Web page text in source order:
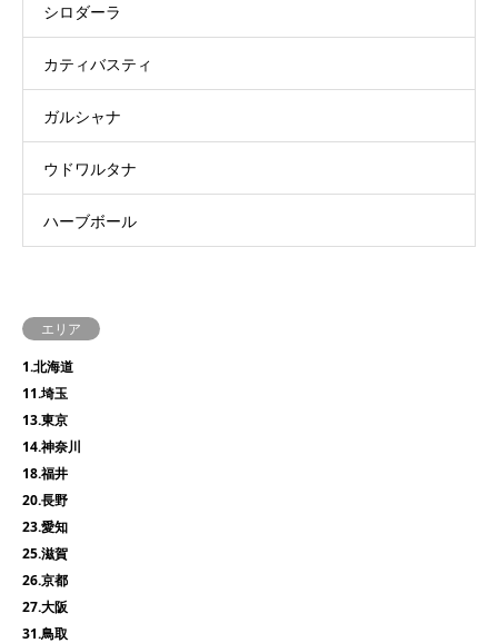
シロダーラ
カティバスティ
ガルシャナ
ウドワルタナ
ハーブボール
エリア
1.北海道
11.埼玉
13.東京
14.神奈川
18.福井
20.長野
23.愛知
25.滋賀
26.京都
27.大阪
31.鳥取